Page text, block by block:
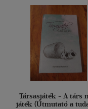
Társasjáték - A társ
játék (Útmutató a